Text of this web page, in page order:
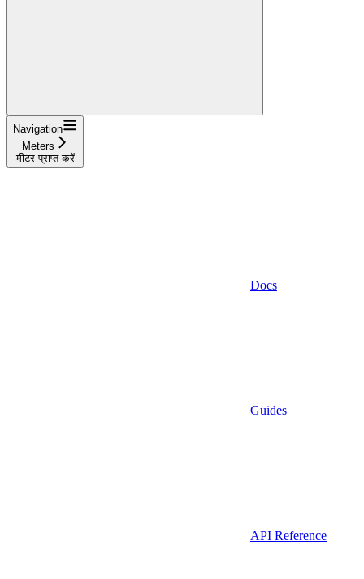
Navigation
Meters
मीटर प्राप्त करें
Docs
Guides
API Reference